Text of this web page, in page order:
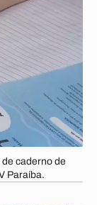
caderno de
Paraíba.